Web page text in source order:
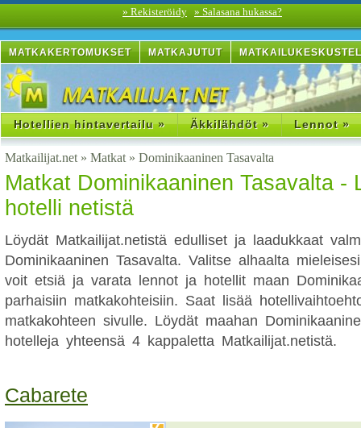
» Rekisteröidy » Salasana hukassa?
MATKAKERTOMUKSET MATKAJUTUT
Hotellien hintavertailu » Äkkilähdöt » Lennot »
Matkailijat.net » Matkat » Dominikaaninen Tasavalta
Matkat Dominikaaninen Tasavalta -
hotelli netistä
Löydät Matkailijat.netistä edulliset ja laadukkaat
Dominikaaninen Tasavalta. Valitse alhaalta
voit etsiä ja varata lennot ja hotellit maan
parhaisiin matkakohteisiin. Saat lisää
matkakohteen sivulle. Löydät maahan
hotelleja yhteensä 4 kappaletta Matkailijat.netistä.
Cabarete